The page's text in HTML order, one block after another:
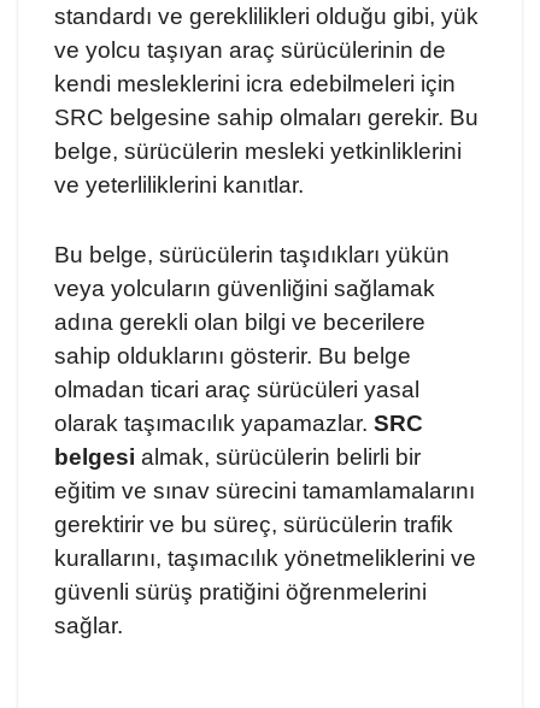
standardı ve gereklilikleri olduğu gibi, yük
ve yolcu taşıyan araç sürücülerinin de
kendi mesleklerini icra edebilmeleri için
SRC belgesine sahip olmaları gerekir. Bu
belge, sürücülerin mesleki yetkinliklerini
ve yeterliliklerini kanıtlar.
Bu belge, sürücülerin taşıdıkları yükün
veya yolcuların güvenliğini sağlamak
adına gerekli olan bilgi ve becerilere
sahip olduklarını gösterir. Bu belge
olmadan ticari araç sürücüleri yasal
olarak taşımacılık yapamazlar. SRC
belgesi almak, sürücülerin belirli bir
eğitim ve sınav sürecini tamamlamalarını
gerektirir ve bu süreç, sürücülerin trafik
kurallarını, taşımacılık yönetmeliklerini ve
güvenli sürüş pratiğini öğrenmelerini
sağlar.